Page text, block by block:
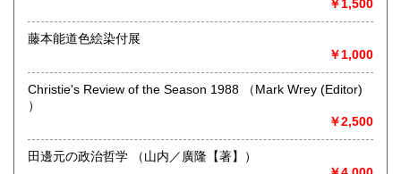
があります。返信が無い場合は、お手数ながらお問い合わせ
下さい。
最寄駅：宇品線 日赤病院前
営業時間：10:00〜18:00
定休日：日・祭日
書籍の買取について
￥1,500
藤本能道色絵染付展
￥1,000
Christie's Review of the Season 1988 （Mark Wrey (Editor)
）
￥2,500
田邊元の政治哲学 （山内／廣隆【著】）